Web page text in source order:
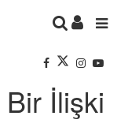
Bir İlişki